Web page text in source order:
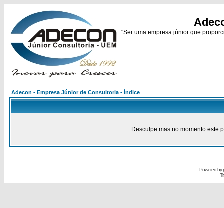
"Ser uma empresa júnior que
Adecon - Empresa Júnior de Consultoria - Índice
Desculpe mas no momento este
Powered by